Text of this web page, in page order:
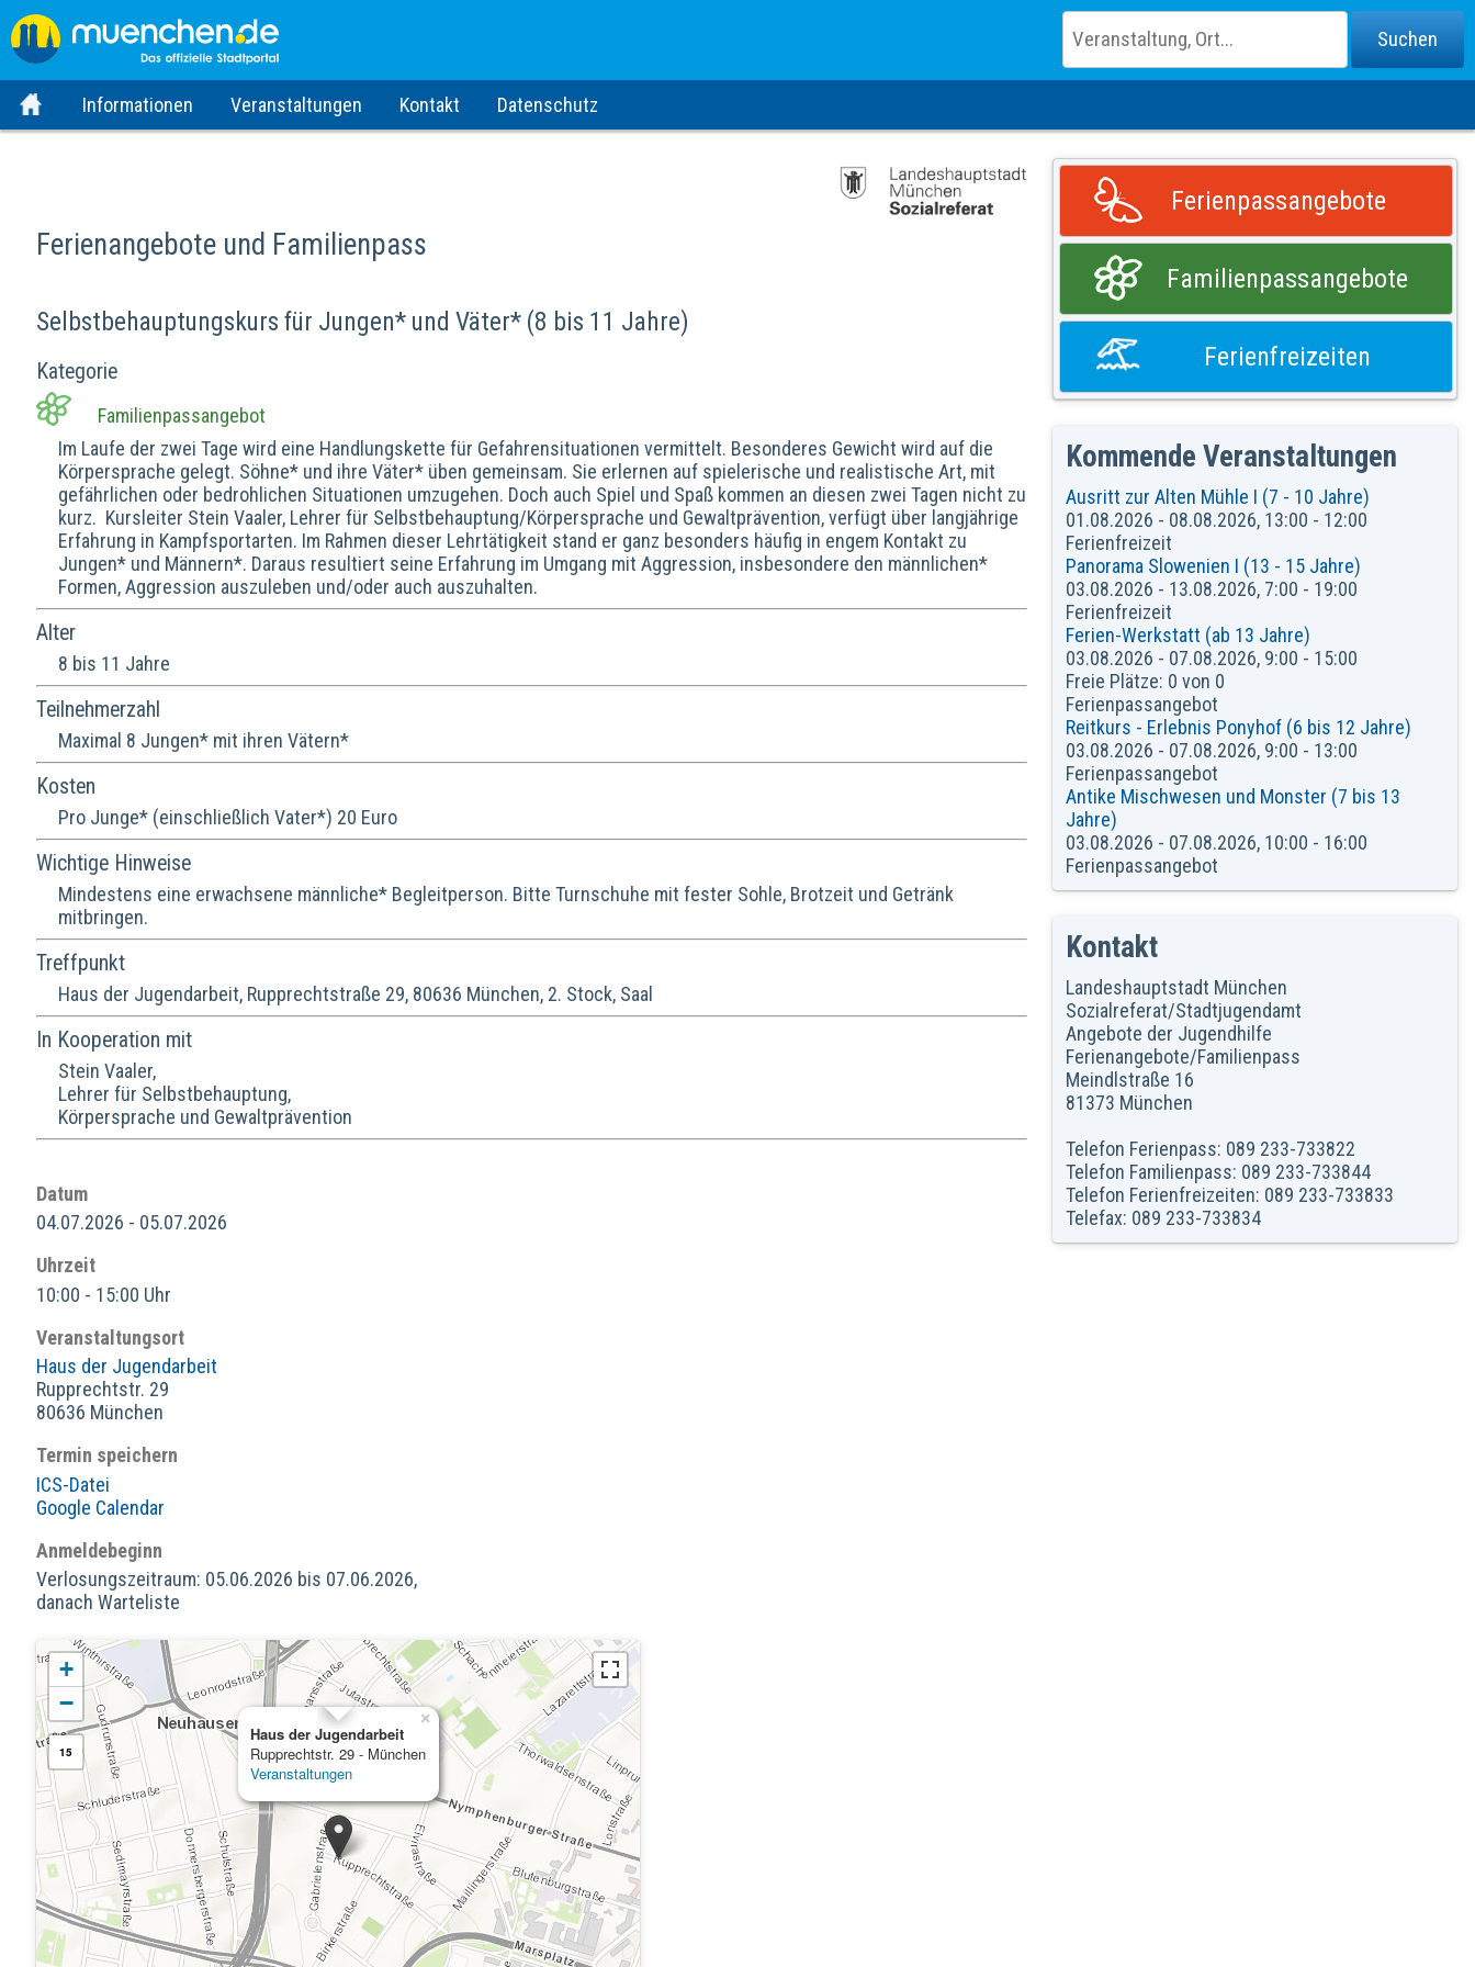
Informationen Veranstaltungen Kontakt Datenschutz
Ferienangebote und Familienpass
Selbstbehauptungskurs für Jungen* und Väter* (8 bis 11 Jahre)
Kategorie
Familienpassangebot
Im Laufe der zwei Tage wird eine Handlungskette für Gefahrensituationen vermittelt. Besonderes Gewicht wird auf die
Körpersprache gelegt. Söhne* und ihre Väter* üben gemeinsam. Sie erlernen auf spielerische und realistische Art, mit
gefährlichen oder bedrohlichen Situationen umzugehen. Doch auch Spiel und Spaß kommen an diesen zwei Tagen nicht zu
kurz. Kursleiter Stein Vaaler, Lehrer für Selbstbehauptung/Körpersprache und Gewaltprävention, verfügt über langjährige
Erfahrung in Kampfsportarten. Im Rahmen dieser Lehrtätigkeit stand er ganz besonders häufig in engem Kontakt zu
Jungen* und Männern*. Daraus resultiert seine Erfahrung im Umgang mit Aggression, insbesondere den männlichen*
Formen, Aggression auszuleben und/oder auch auszuhalten.
Alter
8 bis 11 Jahre
Teilnehmerzahl
Maximal 8 Jungen* mit ihren Vätern*
Kosten
Pro Junge* (einschließlich Vater*) 20 Euro
Wichtige Hinweise
Mindestens eine erwachsene männliche* Begleitperson. Bitte Turnschuhe mit fester Sohle, Brotzeit und Getränk
mitbringen.
Treffpunkt
Haus der Jugendarbeit, Rupprechtstraße 29, 80636 München, 2. Stock, Saal
In Kooperation mit
Stein Vaaler,
Lehrer für Selbstbehauptung,
Körpersprache und Gewaltprävention
Datum
04.07.2026 - 05.07.2026
Uhrzeit
10:00 - 15:00 Uhr
Veranstaltungsort
Haus der Jugendarbeit
Rupprechtstr. 29
80636 München
Termin speichern
ICS-Datei
Google Calendar
Anmeldebeginn
Verlosungszeitraum: 05.06.2026 bis 07.06.2026,
danach Warteliste
Haus der Jugendarbeit
Rupprechtstr. 29 - München
Veranstaltungen
×
+
−
15
Ferienpassangebote
Familienpassangebote
Ferienfreizeiten
Kommende Veranstaltungen
Ausritt zur Alten Mühle I (7 - 10 Jahre)
01.08.2026 - 08.08.2026, 13:00 - 12:00
Ferienfreizeit
Panorama Slowenien I (13 - 15 Jahre)
03.08.2026 - 13.08.2026, 7:00 - 19:00
Ferienfreizeit
Ferien-Werkstatt (ab 13 Jahre)
03.08.2026 - 07.08.2026, 9:00 - 15:00
Freie Plätze: 0 von 0
Ferienpassangebot
Reitkurs - Erlebnis Ponyhof (6 bis 12 Jahre)
03.08.2026 - 07.08.2026, 9:00 - 13:00
Ferienpassangebot
Antike Mischwesen und Monster (7 bis 13
Jahre)
03.08.2026 - 07.08.2026, 10:00 - 16:00
Ferienpassangebot
Kontakt
Landeshauptstadt München
Sozialreferat/Stadtjugendamt
Angebote der Jugendhilfe
Ferienangebote/Familienpass
Meindlstraße 16
81373 München
Telefon Ferienpass: 089 233-733822
Telefon Familienpass: 089 233-733844
Telefon Ferienfreizeiten: 089 233-733833
Telefax: 089 233-733834